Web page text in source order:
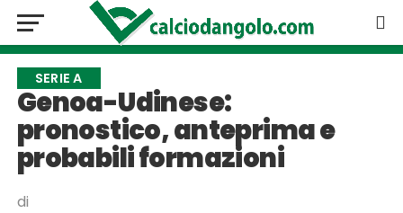
SERIE A
Genoa-Udinese:
pronostico, anteprima e
probabili formazioni
di